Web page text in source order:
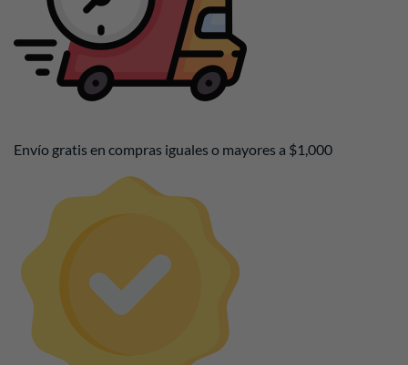
Envío gratis en compras iguales o mayores a $1,000